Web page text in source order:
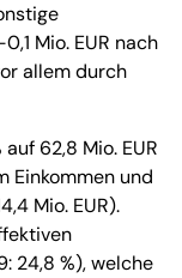
Mio. EUR nach
allem durch
62,8 Mio. EUR
Einkommen und
Mio. EUR).
24,8 %), welche